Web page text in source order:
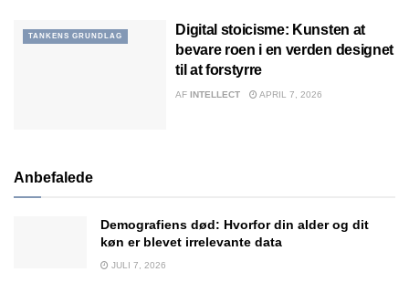
TANKENS GRUNDLAG
Digital stoicisme: Kunsten at
bevare roen i en verden designet
til at forstyrre
AF INTELLECT APRIL 7, 2026
Anbefalede
Demografiens død: Hvorfor din alder og dit
køn er blevet irrelevante data
JULI 7, 2026